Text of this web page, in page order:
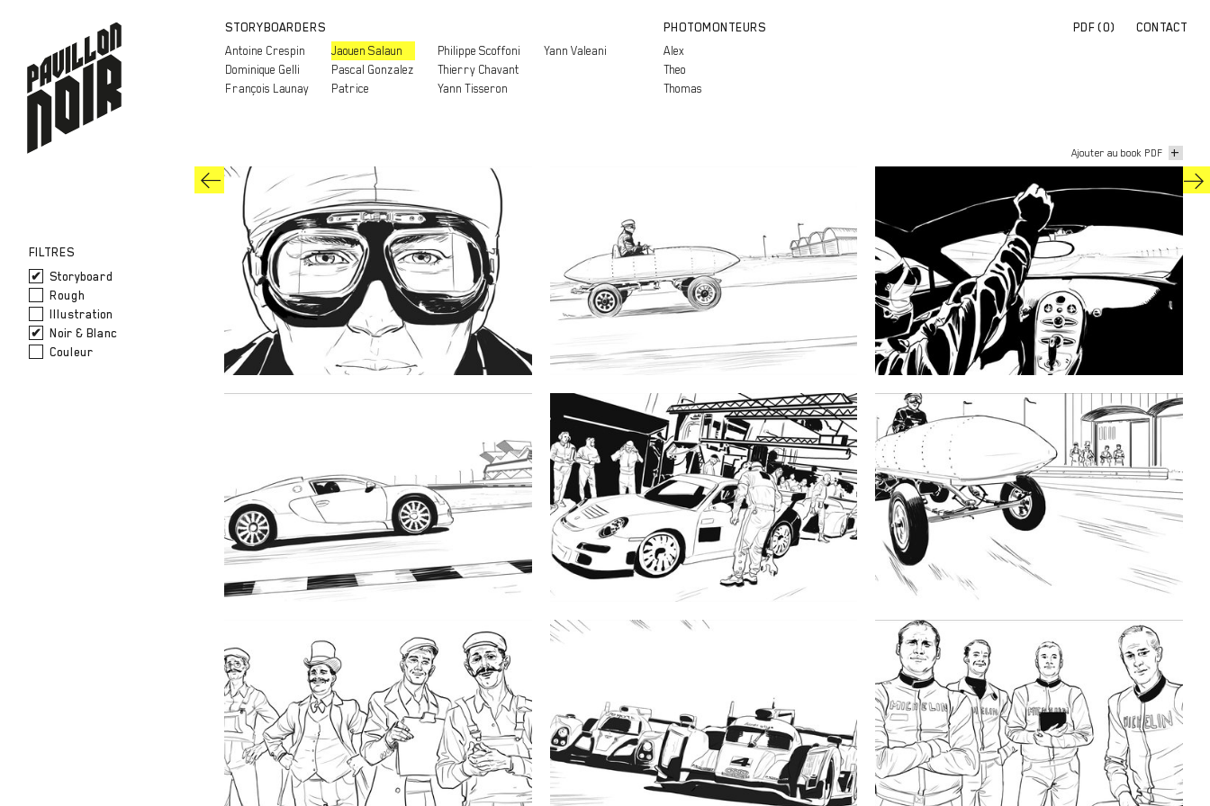
STORYBOARDERS
Antoine Crespin
Dominique Gelli
François Launay
Jaouen Salaun
Pascal Gonzalez
Patrice
Philippe Scoffoni
Thierry Chavant
Yann Tisseron
Yann Valeani
PHOTOMONTEURS
Alex
Theo
Thomas
PDF (0) CONTACT
FILTRES
Storyboard
Rough
Illustration
Noir & Blanc
Couleur
+
Ajouter au book PDF